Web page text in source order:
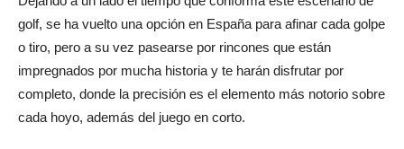
golf, se ha vuelto una opción en España para afinar cada golpe
o tiro, pero a su vez pasearse por rincones que están
impregnados por mucha historia y te harán disfrutar por
completo, donde la precisión es el elemento más notorio sobre
cada hoyo, además del juego en corto.